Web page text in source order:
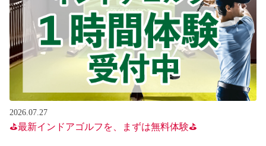
2026.07.27
⛳最新インドアゴルフを、まずは無料体験⛳